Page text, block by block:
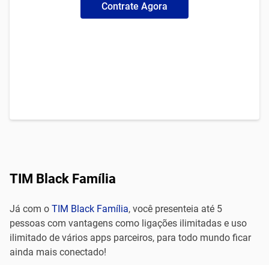
Contrate Agora
TIM Black Família
Já com o TIM Black Família, você presenteia até 5
pessoas com vantagens como ligações ilimitadas e uso
ilimitado de vários apps parceiros, para todo mundo ficar
ainda mais conectado!